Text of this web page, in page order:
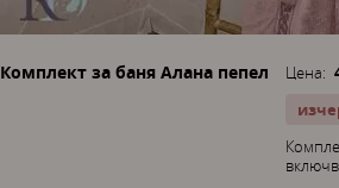
Комплект за баня Алана пепел Цена: